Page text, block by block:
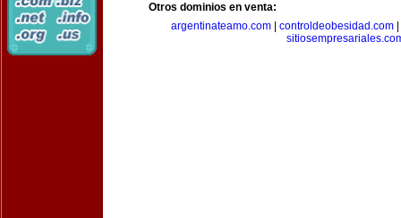
Otros dominios en venta:
argentinateamo.com| controldeobesidad.com|